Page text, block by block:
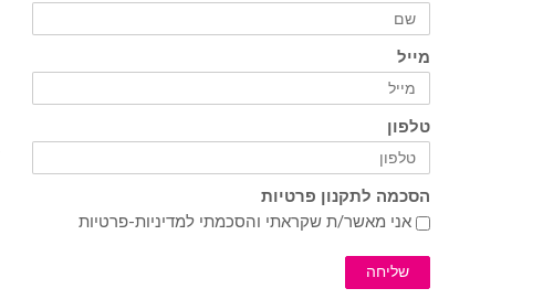
מייל
טלפון
הסכמה לתקנון פרטיות
אני מאשר/ת שקראתי והסכמתי למדיניות-פרטיות
שליחה